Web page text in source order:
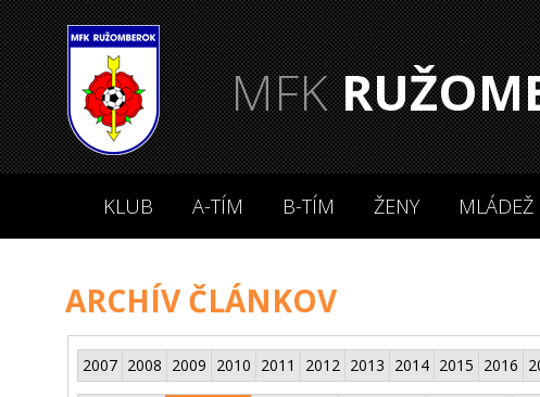
MFK
KLUB A-TÍM B-TÍM ŽENY MLÁDEŽ
ARCHÍV ČLÁNKOV
2007 2008 2009 2010 2011 2012 2013 2014 2015 2016